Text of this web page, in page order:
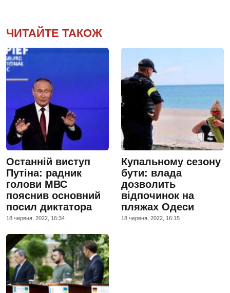
ЧИТАЙТЕ ТАКОЖ
Останній виступ
Путіна: радник
голови МВС
пояснив основний
посил диктатора
18 червня, 2022, 16:34
Купальному сезону
бути: влада
дозволить
відпочинок на
пляжах Одеси
18 червня, 2022, 16:15